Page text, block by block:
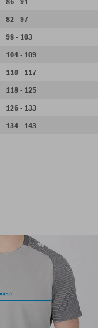
82 - 97
98 - 103
104 - 109
110 - 117
118 - 125
126 - 133
134 - 143